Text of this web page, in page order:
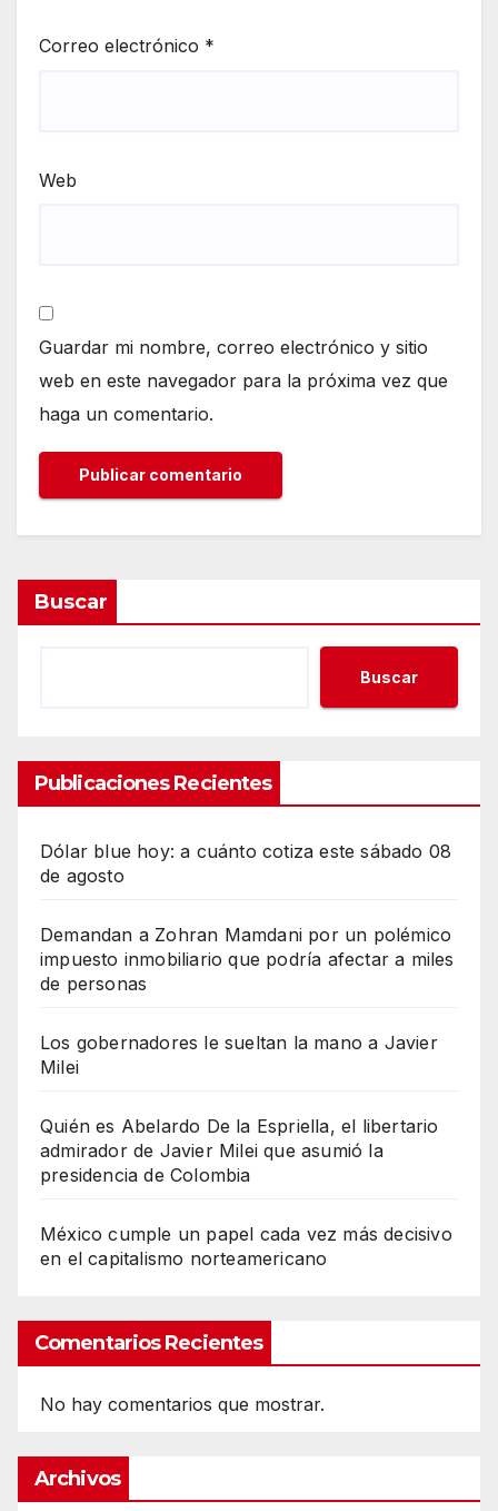
Correo electrónico *
Web
Guardar mi nombre, correo electrónico y sitio
web en este navegador para la próxima vez que
haga un comentario.
Buscar
Buscar
Publicaciones Recientes
Dólar blue hoy: a cuánto cotiza este sábado 08
de agosto
Demandan a Zohran Mamdani por un polémico
impuesto inmobiliario que podría afectar a miles
de personas
Los gobernadores le sueltan la mano a Javier
Milei
Quién es Abelardo De la Espriella, el libertario
admirador de Javier Milei que asumió la
presidencia de Colombia
México cumple un papel cada vez más decisivo
en el capitalismo norteamericano
Comentarios Recientes
No hay comentarios que mostrar.
Archivos